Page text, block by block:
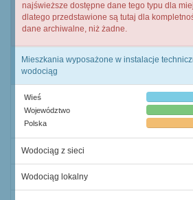
najświeższe dostępne dane tego typu dla
dlatego przedstawione są tutaj dla
dane archiwalne, niż żadne.
Mieszkania wyposażone w instalacje
wodociąg
Wieś
Województwo
Polska
Wodociąg z sieci
Wodociąg lokalny